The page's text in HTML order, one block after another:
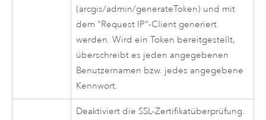
(arcgis/admin/generateToken) und mit
dem "Request IP"-Client generiert
werden. Wird ein Token bereitgestellt,
überschreibt es jeden angegebenen
Benutzernamen bzw. jedes angegebene
Kennwort.
Deaktiviert die SSL-Zertifikatüberprüfung.